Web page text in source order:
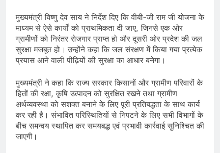
मुख्यमंत्री विष्णु देव साय ने निर्देश दिए कि वीबी-जी राम जी योजना के
माध्यम से ऐसे कार्यों को प्राथमिकता दी जाए, जिनसे एक ओर
ग्रामीणों को निरंतर रोजगार प्राप्त हो और दूसरी ओर प्रदेश की जल
सुरक्षा मजबूत हो। उन्होंने कहा कि जल संरक्षण में किया गया प्रत्येक
प्रयास आने वाली पीढ़ियों की सुरक्षा का आधार बनेगा।
मुख्यमंत्री ने कहा कि राज्य सरकार किसानों और ग्रामीण परिवारों के
हितों की रक्षा, कृषि उत्पादन को सुरक्षित रखने तथा ग्रामीण
अर्थव्यवस्था को सशक्त बनाने के लिए पूरी प्रतिबद्धता के साथ कार्य
कर रही है। संभावित परिस्थितियों से निपटने के लिए सभी विभागों के
बीच समन्वय स्थापित कर समयबद्ध एवं प्रभावी कार्रवाई सुनिश्चित की
जाएगी।